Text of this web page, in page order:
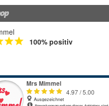
100% positiv